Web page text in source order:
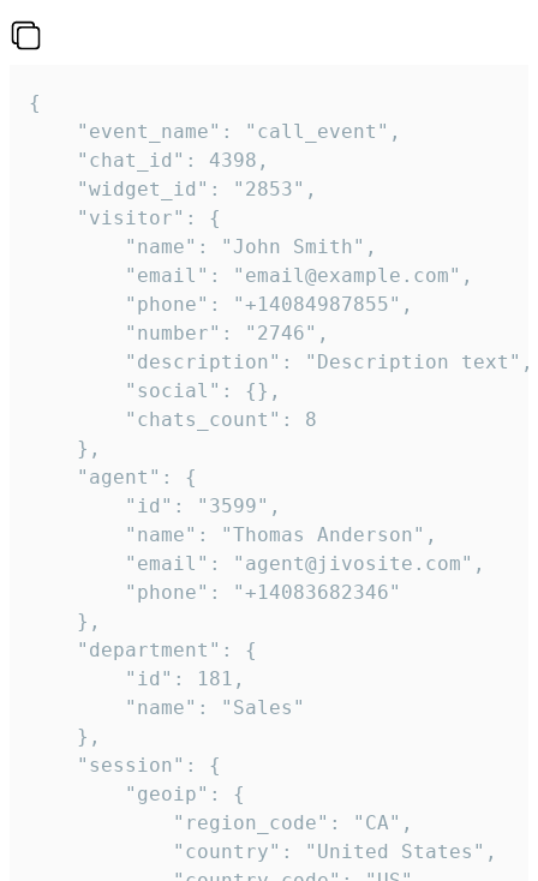
{
    "event_name": "call_event",
    "chat_id": 4398,
    "widget_id": "2853",
    "visitor": {
        "name": "John Smith",
        "email": "email@example.com",
        "phone": "+14084987855",
        "number": "2746",
        "description": "Description text",
        "social": {},
        "chats_count": 8
    },
    "agent": {
        "id": "3599",
        "name": "Thomas Anderson",
        "email": "agent@jivosite.com",
        "phone": "+14083682346"
    },
    "department": {
        "id": 181,
        "name": "Sales"
    },
    "session": {
        "geoip": {
            "region_code": "CA",
            "country": "United States",